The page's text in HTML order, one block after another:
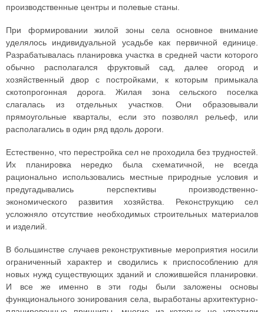
производственные центры и полевые станы.
При формировании жилой зоны села основное внимание
уделялось индивидуальной усадьбе как первичной единице.
Разрабатывалась планировка участка в средней части которого
обычно располагался фруктовый сад, далее огород и
хозяйственный двор с постройками, к которым примыкала
скотопрогонная дорога. Жилая зона сельского поселка
слагалась из отдельных участков. Они образовывали
прямоугольные кварталы, если это позволял рельеф, или
располагались в один ряд вдоль дороги.
Естественно, что перестройка сел не проходила без трудностей.
Их планировка нередко была схематичной, не всегда
рационально использовались местные природные условия и
предугадывались перспективы производственно-
экономического развития хозяйства. Реконструкцию сел
усложняло отсутствие необходимых строительных материалов
и изделий.
В большинстве случаев реконструктивные мероприятия носили
ограниченный характер и сводились к приспособлению для
новых нужд существующих зданий и сложившейся планировки.
И все же именно в эти годы были заложены основы
функционального зонирования села, выработаны архитектурно-